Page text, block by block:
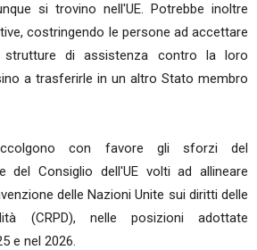
si trovino nell'UE. Potrebbe inoltre
costringendo le persone ad accettare
strutture di assistenza contro la loro
a trasferirle in un altro Stato membro
con favore gli sforzi del
del Consiglio dell'UE volti ad allineare
delle Nazioni Unite sui diritti delle
(CRPD), nelle posizioni adottate
e nel 2026.